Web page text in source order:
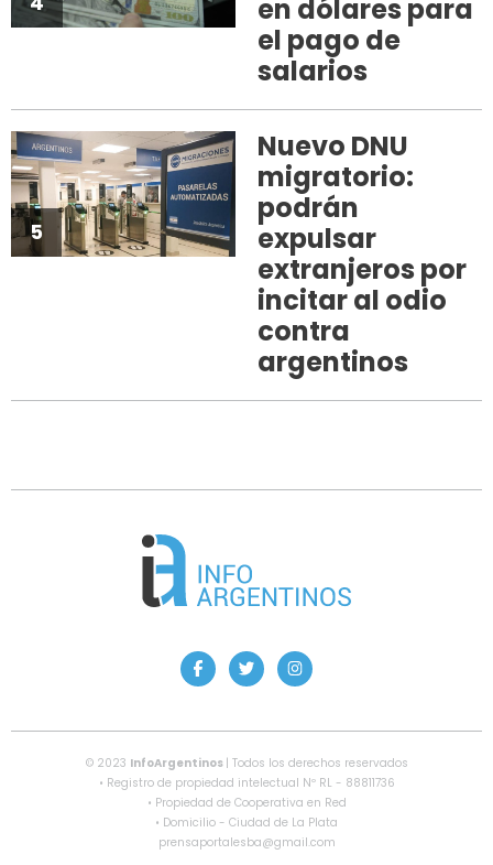
en dólares para
el pago de
salarios
5
Nuevo DNU
migratorio:
podrán
expulsar
extranjeros por
incitar al odio
contra
argentinos
© 2023 InfoArgentinos | Todos los derechos reservados
• Registro de propiedad intelectual Nº RL - 88811736
• Propiedad de Cooperativa en Red
• Domicilio - Ciudad de La Plata
prensaportalesba@gmail.com